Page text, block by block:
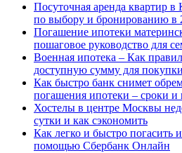
Посуточная аренда квартир
по выбору и бронированию в
Погашение ипотеки
пошаговое руководство для
Военная ипотека – Как
доступную сумму для
Как быстро банк снимет
погашения ипотеки – сроки и
Хостелы в центре Москвы
сутки и как сэкономить
Как легко и быстро погасить
помощью Сбербанк Онлайн